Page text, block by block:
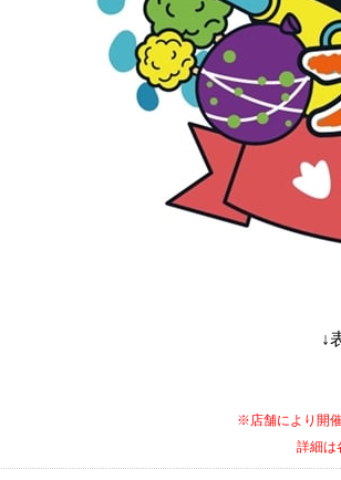
↓
※店舗により開
詳細は